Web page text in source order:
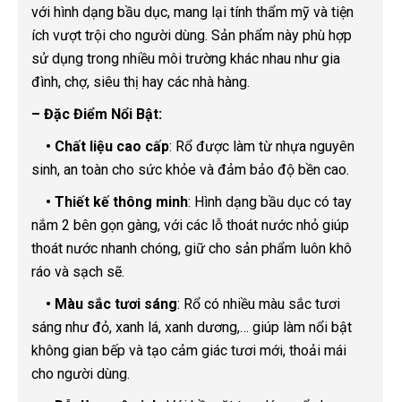
với hình dạng bầu dục, mang lại tính thẩm mỹ và tiện
ích vượt trội cho người dùng. Sản phẩm này phù hợp
sử dụng trong nhiều môi trường khác nhau như gia
đình, chợ, siêu thị hay các nhà hàng.
– Đặc Điểm Nổi Bật:
• Chất liệu cao cấp: Rổ được làm từ nhựa nguyên
sinh, an toàn cho sức khỏe và đảm bảo độ bền cao.
• Thiết kế thông minh: Hình dạng bầu dục có tay
nắm 2 bên gọn gàng, với các lỗ thoát nước nhỏ giúp
thoát nước nhanh chóng, giữ cho sản phẩm luôn khô
ráo và sạch sẽ.
• Màu sắc tươi sáng: Rổ có nhiều màu sắc tươi
sáng như đỏ, xanh lá, xanh dương,… giúp làm nổi bật
không gian bếp và tạo cảm giác tươi mới, thoải mái
cho người dùng.